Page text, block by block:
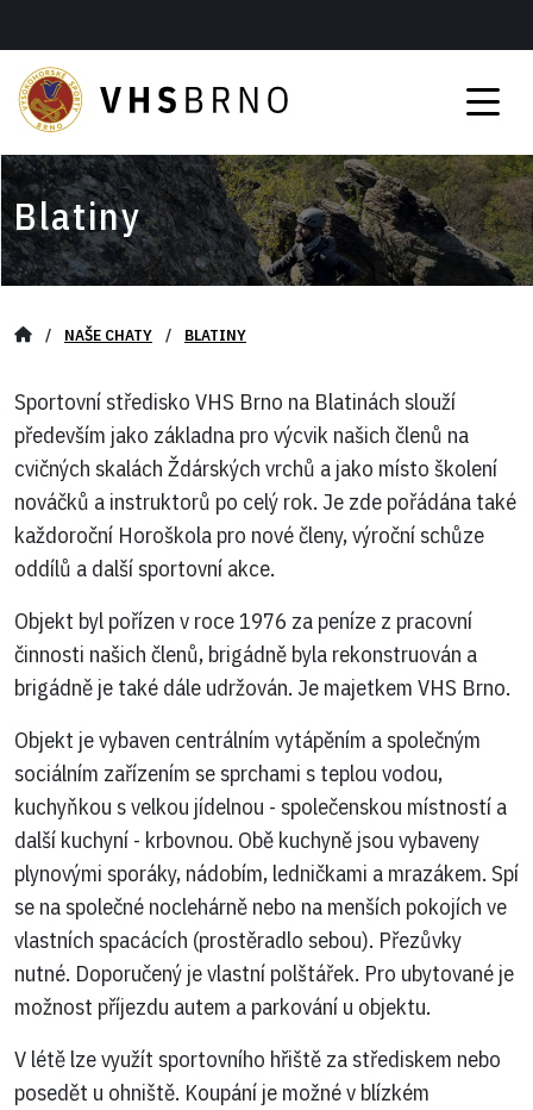
Blatiny
/ NAŠE CHATY / BLATINY
Sportovní středisko VHS Brno na Blatinách slouží
především jako základna pro výcvik našich členů na
cvičných skalách Ždárských vrchů a jako místo školení
nováčků a instruktorů po celý rok. Je zde pořádána také
každoroční Horoškola pro nové členy, výroční schůze
oddílů a další sportovní akce.
Objekt byl pořízen v roce 1976 za peníze z pracovní
činnosti našich členů, brigádně byla rekonstruován a
brigádně je také dále udržován. Je majetkem VHS Brno.
Objekt je vybaven centrálním vytápěním a společným
sociálním zařízením se sprchami s teplou vodou,
kuchyňkou s velkou jídelnou - společenskou místností a
další kuchyní - krbovnou. Obě kuchyně jsou vybaveny
plynovými sporáky, nádobím, ledničkami a mrazákem. Spí
se na společné noclehárně nebo na menších pokojích ve
vlastních spacácích (prostěradlo sebou). Přezůvky
nutné. Doporučený je vlastní polštářek. Pro ubytované je
možnost příjezdu autem a parkování u objektu.
V létě lze využít sportovního hřiště za střediskem nebo
posedět u ohniště. Koupání je možné v blízkém